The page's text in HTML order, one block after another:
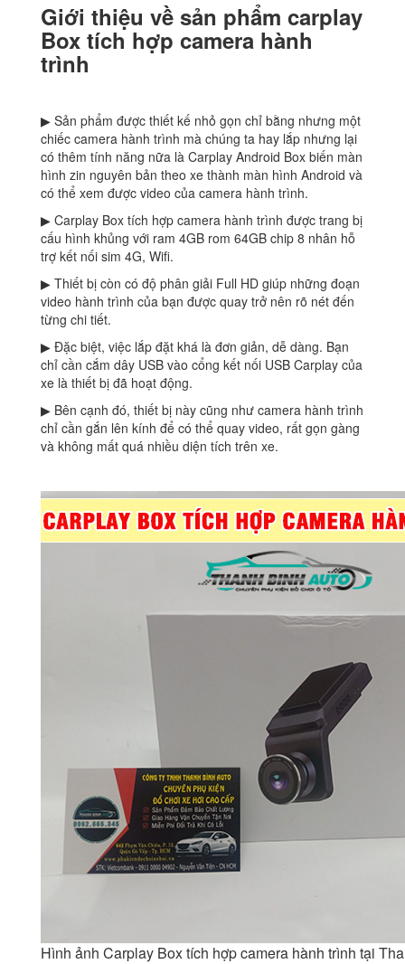
Giới thiệu về sản phẩm carplay
Box tích hợp camera hành
trình
▶ Sản phẩm được thiết kế nhỏ gọn chỉ bằng nhưng một
chiếc camera hành trình mà chúng ta hay lắp nhưng lại
có thêm tính năng nữa là Carplay Android Box biến màn
hình zin nguyên bản theo xe thành màn hình Android và
có thể xem được video của camera hành trình.
▶ Carplay Box tích hợp camera hành trình được trang bị
cấu hình khủng với ram 4GB rom 64GB chip 8 nhân hỗ
trợ kết nối sim 4G, Wifi.
▶ Thiết bị còn có độ phân giải Full HD giúp những đoạn
video hành trình của bạn được quay trở nên rõ nét đến
từng chi tiết.
▶ Đặc biệt, việc lắp đặt khá là đơn giản, dễ dàng. Bạn
chỉ cần cắm dây USB vào cổng kết nối USB Carplay của
xe là thiết bị đã hoạt động.
▶ Bên cạnh đó, thiết bị này cũng như camera hành trình
chỉ cần gắn lên kính để có thể quay video, rất gọn gàng
và không mất quá nhiều diện tích trên xe.
Hình ảnh Carplay Box tích hợp camera hành trình tại